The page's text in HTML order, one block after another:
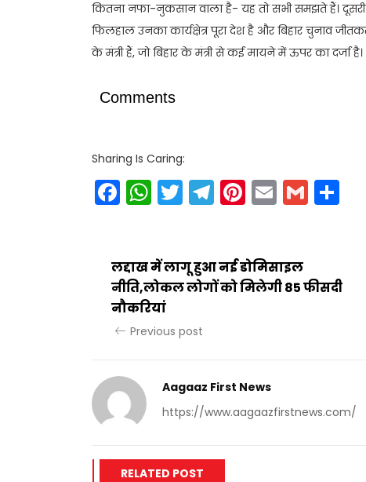
कितना नफा-नुकसान वाला है- यह तो सभी समझते हैं। दूसरी
फिलहाल उनका कार्यक्षेत्र पूरा देश है और बिहार चुनाव
के मंत्री हैं, जो बिहार के मंत्री से कई मायने में ऊपर का दर्जा है।
Comments
Sharing Is Caring:
Facebook
WhatsApp
Twitter
Telegram
Pinterest
EmailGmail
लद्दाख में लागू हुआ नई डोमिसाइल
नीति,लोकल लोगों को मिलेगी 85 फीसदी
नौकरियां
Previous post
Aagaaz First News
https://www.aagaazfirstnews.com/
RELATED POST